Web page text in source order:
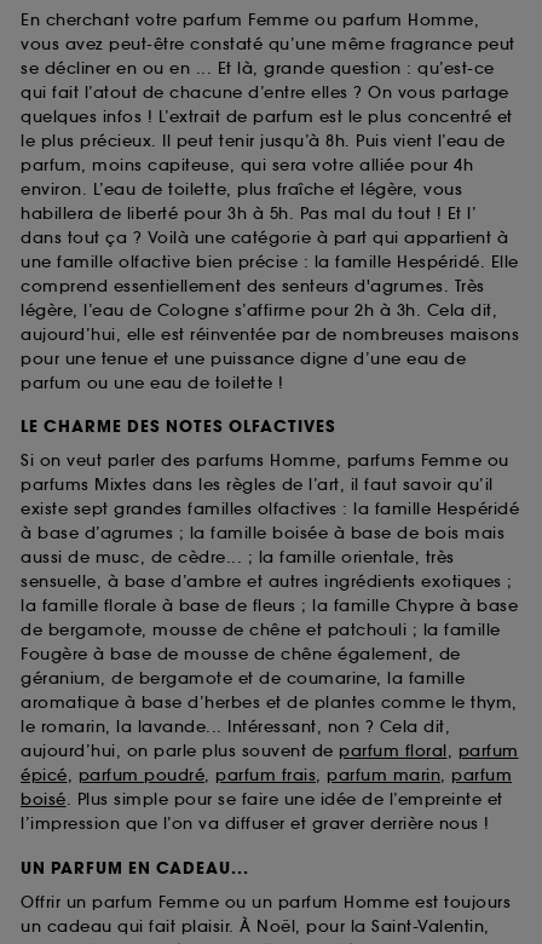
En cherchant votre parfum Femme ou parfum Homme,
vous avez peut-être constaté qu’une même fragrance peut
se décliner en ou en ... Et là, grande question : qu’est-ce
qui fait l’atout de chacune d’entre elles ? On vous partage
quelques infos ! L’extrait de parfum est le plus concentré et
le plus précieux. Il peut tenir jusqu’à 8h. Puis vient l’eau de
parfum, moins capiteuse, qui sera votre alliée pour 4h
environ. L’eau de toilette, plus fraîche et légère, vous
habillera de liberté pour 3h à 5h. Pas mal du tout ! Et l’
dans tout ça ? Voilà une catégorie à part qui appartient à
une famille olfactive bien précise : la famille Hespéridé. Elle
comprend essentiellement des senteurs d'agrumes. Très
légère, l’eau de Cologne s’affirme pour 2h à 3h. Cela dit,
aujourd’hui, elle est réinventée par de nombreuses maisons
pour une tenue et une puissance digne d’une eau de
parfum ou une eau de toilette !
LE CHARME DES NOTES OLFACTIVES
Si on veut parler des parfums Homme, parfums Femme ou
parfums Mixtes dans les règles de l’art, il faut savoir qu’il
existe sept grandes familles olfactives : la famille Hespéridé
à base d’agrumes ; la famille boisée à base de bois mais
aussi de musc, de cèdre... ; la famille orientale, très
sensuelle, à base d’ambre et autres ingrédients exotiques ;
la famille florale à base de fleurs ; la famille Chypre à base
de bergamote, mousse de chêne et patchouli ; la famille
Fougère à base de mousse de chêne également, de
géranium, de bergamote et de coumarine, la famille
aromatique à base d’herbes et de plantes comme le thym,
le romarin, la lavande... Intéressant, non ? Cela dit,
aujourd’hui, on parle plus souvent de parfum floral, parfum
épicé, parfum poudré, parfum frais, parfum marin, parfum
boisé. Plus simple pour se faire une idée de l’empreinte et
l’impression que l’on va diffuser et graver derrière nous !
UN PARFUM EN CADEAU...
Offrir un parfum Femme ou un parfum Homme est toujours
un cadeau qui fait plaisir. À Noël, pour la Saint-Valentin,